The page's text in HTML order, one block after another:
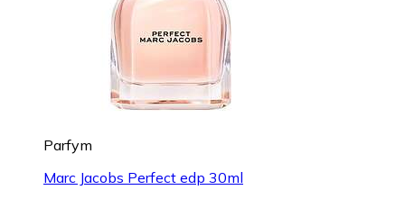
Parfym
Marc Jacobs Perfect edp 30ml